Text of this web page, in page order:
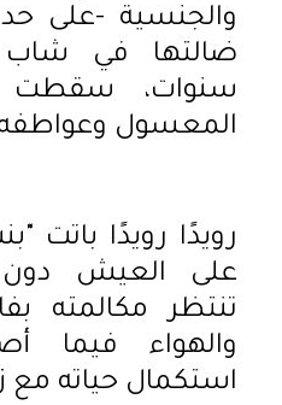
والجنسية -على
ضالتها في
سنوات، سقطت
المعسول وعواطفه
رويدًا رويدًا باتت
على العيش دون
تنتظر مكالمته
والهواء فيما
استكمال حياته مع